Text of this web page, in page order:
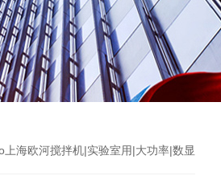
上海欧河搅拌机|实验室用|大功率|数显